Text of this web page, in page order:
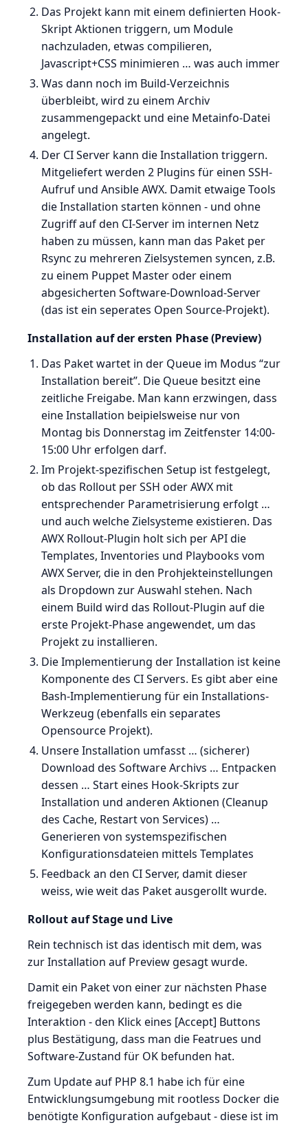
Das Projekt kann mit einem definierten Hook-
Skript Aktionen triggern, um Module
nachzuladen, etwas compilieren,
Javascript+CSS minimieren … was auch immer
Was dann noch im Build-Verzeichnis
überbleibt, wird zu einem Archiv
zusammengepackt und eine Metainfo-Datei
angelegt.
Der CI Server kann die Installation triggern.
Mitgeliefert werden 2 Plugins für einen SSH-
Aufruf und Ansible AWX. Damit etwaige Tools
die Installation starten können - und ohne
Zugriff auf den CI-Server im internen Netz
haben zu müssen, kann man das Paket per
Rsync zu mehreren Zielsystemen syncen, z.B.
zu einem Puppet Master oder einem
abgesicherten Software-Download-Server
(das ist ein seperates Open Source-Projekt).
Installation auf der ersten Phase (Preview)
Das Paket wartet in der Queue im Modus “zur
Installation bereit”. Die Queue besitzt eine
zeitliche Freigabe. Man kann erzwingen, dass
eine Installation beipielsweise nur von
Montag bis Donnerstag im Zeitfenster 14:00-
15:00 Uhr erfolgen darf.
Im Projekt-spezifischen Setup ist festgelegt,
ob das Rollout per SSH oder AWX mit
entsprechender Parametrisierung erfolgt …
und auch welche Zielsysteme existieren. Das
AWX Rollout-Plugin holt sich per API die
Templates, Inventories und Playbooks vom
AWX Server, die in den Prohjekteinstellungen
als Dropdown zur Auswahl stehen. Nach
einem Build wird das Rollout-Plugin auf die
erste Projekt-Phase angewendet, um das
Projekt zu installieren.
Die Implementierung der Installation ist keine
Komponente des CI Servers. Es gibt aber eine
Bash-Implementierung für ein Installations-
Werkzeug (ebenfalls ein separates
Opensource Projekt).
Unsere Installation umfasst … (sicherer)
Download des Software Archivs … Entpacken
dessen … Start eines Hook-Skripts zur
Installation und anderen Aktionen (Cleanup
des Cache, Restart von Services) …
Generieren von systemspezifischen
Konfigurationsdateien mittels Templates
Feedback an den CI Server, damit dieser
weiss, wie weit das Paket ausgerollt wurde.
Rollout auf Stage und Live
Rein technisch ist das identisch mit dem, was
zur Installation auf Preview gesagt wurde.
Damit ein Paket von einer zur nächsten Phase
freigegeben werden kann, bedingt es die
Interaktion - den Klick eines [Accept] Buttons
plus Bestätigung, dass man die Featrues und
Software-Zustand für OK befunden hat.
Zum Update auf PHP 8.1 habe ich für eine
Entwicklungsumgebung mit rootless Docker die
benötigte Konfiguration aufgebaut - diese ist im